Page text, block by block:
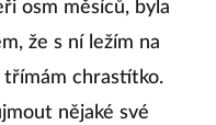
osm měsíců, byla
že s ní ležím na
třímám chrastítko.
nějaké své